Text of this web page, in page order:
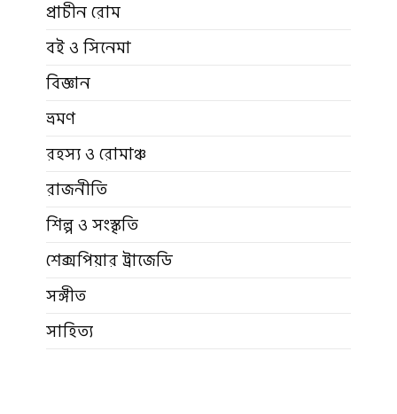
প্রাচীন রোম
বই ও সিনেমা
বিজ্ঞান
ভ্রমণ
রহস্য ও রোমাঞ্চ
রাজনীতি
শিল্প ও সংস্কৃতি
শেক্সপিয়ার ট্রাজেডি
সঙ্গীত
সাহিত্য